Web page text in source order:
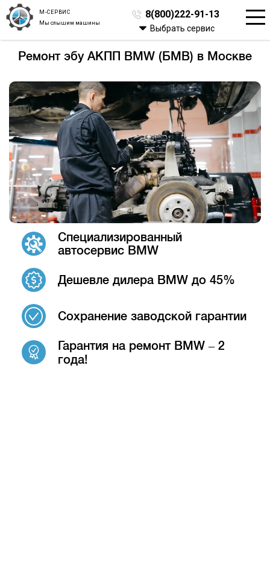
М-СЕРВИС
Мы слышим машины
8(800)222-91-13
Выбрать сервис
Ремонт эбу АКПП BMW (БМВ) в Москве
Специализированный
автосервис BMW
Дешевле дилера BMW до 45%
Сохранение заводской гарантии
Гарантия на ремонт BMW – 2
года!